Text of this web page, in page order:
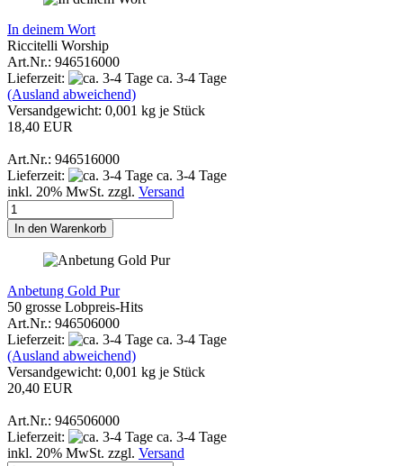
In deinem Wort
Riccitelli Worship
Art.Nr.: 946516000
Lieferzeit:
ca. 3-4 Tage
(Ausland abweichend)
Versandgewicht: 0,001 kg je Stück
18,40 EUR
Art.Nr.: 946516000
Lieferzeit:
ca. 3-4 Tage
inkl. 20% MwSt. zzgl. Versand
In den Warenkorb
Anbetung Gold Pur
50 grosse Lobpreis-Hits
Art.Nr.: 946506000
Lieferzeit:
ca. 3-4 Tage
(Ausland abweichend)
Versandgewicht: 0,001 kg je Stück
20,40 EUR
Art.Nr.: 946506000
Lieferzeit:
ca. 3-4 Tage
inkl. 20% MwSt. zzgl. Versand